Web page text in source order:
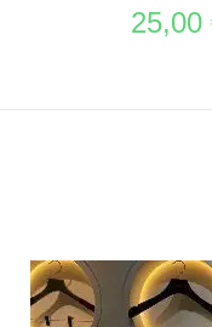
25,00
PRODUKT ANSEHEN